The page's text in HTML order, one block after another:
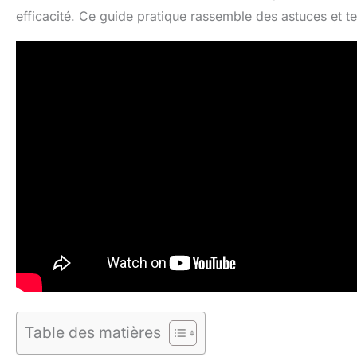
efficacité. Ce guide pratique rassemble des astuces et
Table des matières